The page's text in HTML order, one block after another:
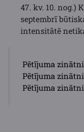
47. kv. 10. nog.)
septembrī
intensitātē
Pētījuma
Pētījuma
Pētījuma